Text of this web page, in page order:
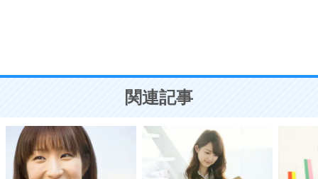
ことが大切。
関連記事